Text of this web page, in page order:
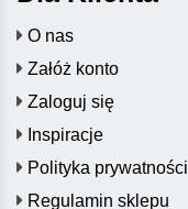
O nas
Załóż konto
Zaloguj się
Inspiracje
Polityka prywatności
Regulamin sklepu